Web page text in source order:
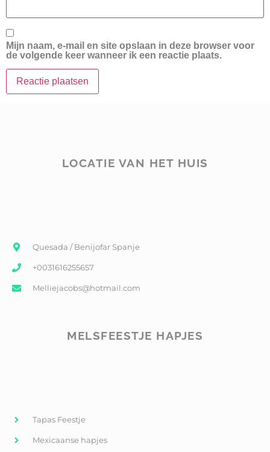
Mijn naam, e-mail en site opslaan in deze browser voor
de volgende keer wanneer ik een reactie plaats.
LOCATIE VAN HET HUIS
Quesada / Benijofar Spanje
+0031616255657
Melliejacobs@hotmail.com
MELSFEESTJE HAPJES
Tapas Feestje
Mexicaanse hapjes